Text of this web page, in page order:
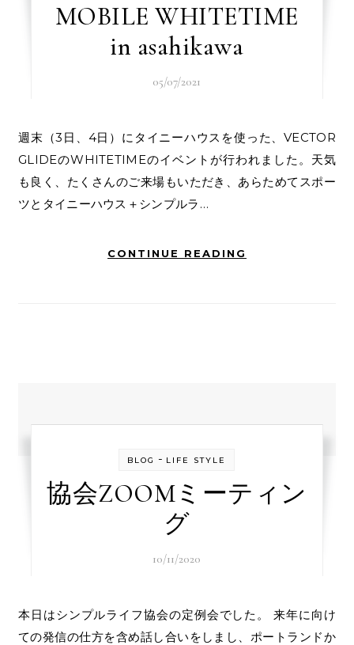
MOBILE WHITETIME
in asahikawa
05/07/2021
週末（3日、4日）にタイニーハウスを使った、VECTOR
GLIDEのWHITETIMEのイベントが行われました。天気
も良く、たくさんのご来場もいただき、あらためてスポー
ツとタイニーハウス＋シンプルラ…
CONTINUE READING
BLOG - LIFE STYLE
協会ZOOMミーティン
グ
10/11/2020
本日はシンプルライフ協会の定例会でした。 来年に向け
ての発信の仕方を含め話し合いをしまし、ポートランドか